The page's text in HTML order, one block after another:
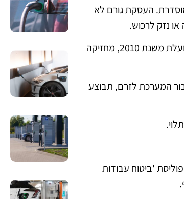
העסקת גורם לא
נזק לרכוש.
חברה מבצעת אמינה נדרשת להציג רישיון בתוקף. חברת קורן מבנים ומערכות בע"מ, הפועלת משנת 2010, מחזיקה
המערכת לזרם, תבוצע
'ביטוח עבודות